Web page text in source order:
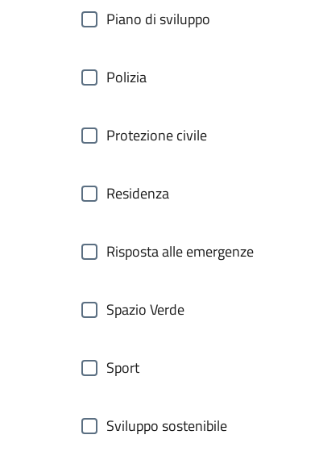
Piano di sviluppo
Polizia
Protezione civile
Residenza
Risposta alle emergenze
Spazio Verde
Sport
Sviluppo sostenibile